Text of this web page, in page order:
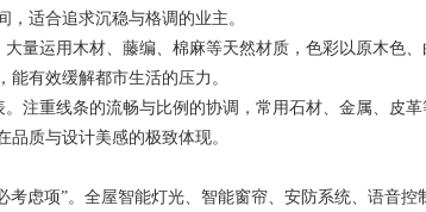
适合追求沉稳与格调的业主。
量运用木材、藤编、棉麻等天然材质，色彩以原木色、
有效缓解都市生活的压力。
注重线条的流畅与比例的协调，常用石材、金属、皮
质与设计美感的极致体现。
考虑项”。全屋智能灯光、智能窗帘、安防系统、语音